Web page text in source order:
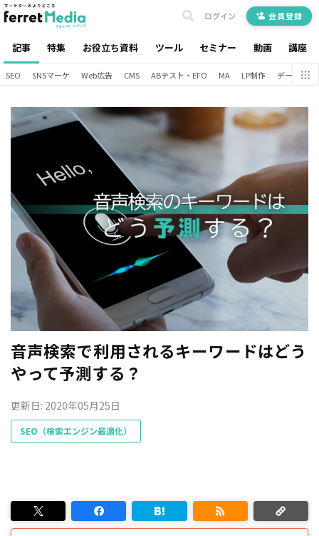
記事 特集 お役立ち資料 ツール セミナー 動画 講座
ログイン 会員登録
SEO SNSマーケ Web広告 CMS ABテスト・EFO MA LP制作 データ分析
音声検索で利用されるキーワードはどう
やって予測する？
更新日: 2020年05月25日
SEO（検索エンジン最適化）